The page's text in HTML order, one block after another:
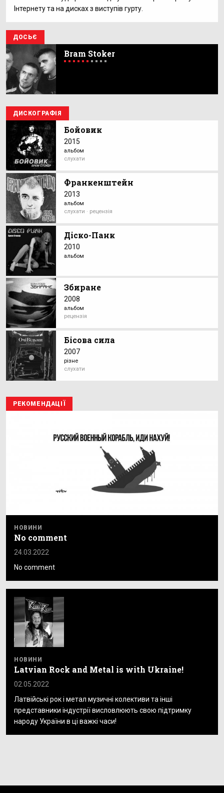
Інтернету та на дисках з виступів гурту.
ДОСЬЄ
Bram Stoker
ДИСКОГРАФІЯ
Бойовик
2015
альбом
слухати
Франкенштейн
2013
альбом
слухати · рецензія
Діско-Панк
2010
альбом
Збиране
2008
альбом
рецензія
Бісова сила
2007
різне
слухати
РЕКОМЕНДАЦІЇ
НОВИНИ
No comment
24.03.2022
No comment
НОВИНИ
Latvian Rock and Metal is with Ukraine!
02.05.2022
Латвійські рок і метал музичні колективи та інші
представники індустрії висловлюють свою підтримку
народу України в ці важкі часи!